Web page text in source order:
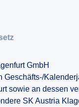
GmbH
Geschäfts-/
sowie an dessen
SK Austria